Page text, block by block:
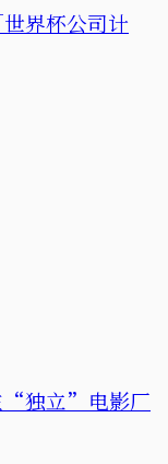
界杯公司计
“独立”电影厂